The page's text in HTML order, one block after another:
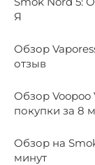
Я
Обзор
отзыв
Обзор
покупки за 8
Обзор на
минут